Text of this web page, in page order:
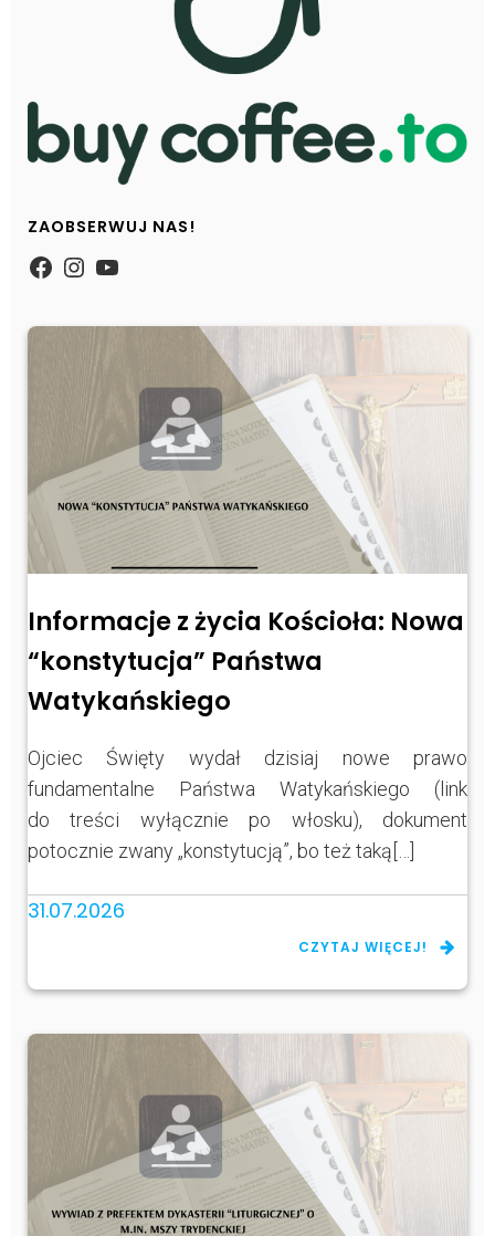
ZAOBSERWUJ NAS!
https://www.facebook.com/
Instagram
YouTube
Informacje z życia Kościoła: Nowa
“konstytucja” Państwa
Watykańskiego
Ojciec Święty wydał dzisiaj nowe prawo
fundamentalne Państwa Watykańskiego (link
do treści wyłącznie po włosku), dokument
potocznie zwany „konstytucją”, bo też taką[…]
31.07.2026
CZYTAJ WIĘCEJ!